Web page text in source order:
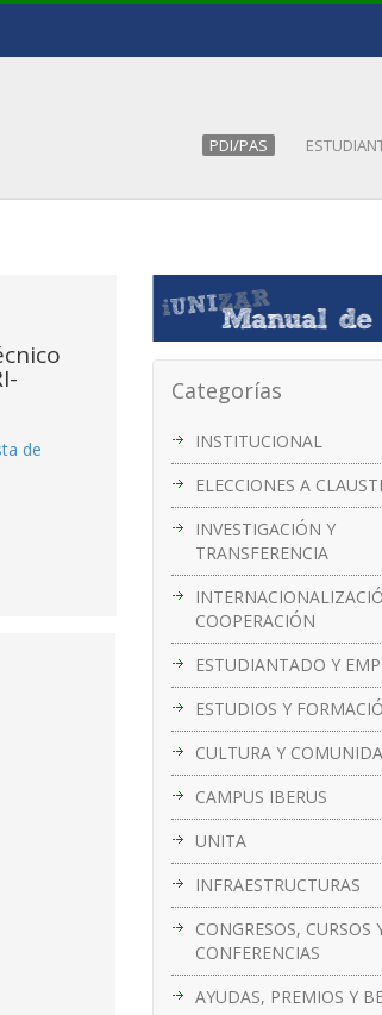
PDI/PAS
Categorías
INSTITUCIONAL
ELECCIONES A
INVESTIGACIÓN Y
TRANSFERENCIA
COOPERACIÓN
ESTUDIANTADO Y
ESTUDIOS Y
CULTURA Y
CAMPUS IBERUS
UNITA
INFRAESTRUCTURAS
CONGRESOS, CURSOS
CONFERENCIAS
AYUDAS, PREMIOS Y
de